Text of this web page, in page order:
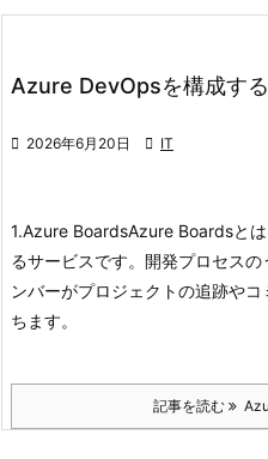
Azure DevOpsを構成す
 2026年6月20日  IT
1.Azure BoardsAzure Boardsと
るサービスです。開発プロセス
ンバーがプロジェクトの追跡や
ちます。
記事を読む